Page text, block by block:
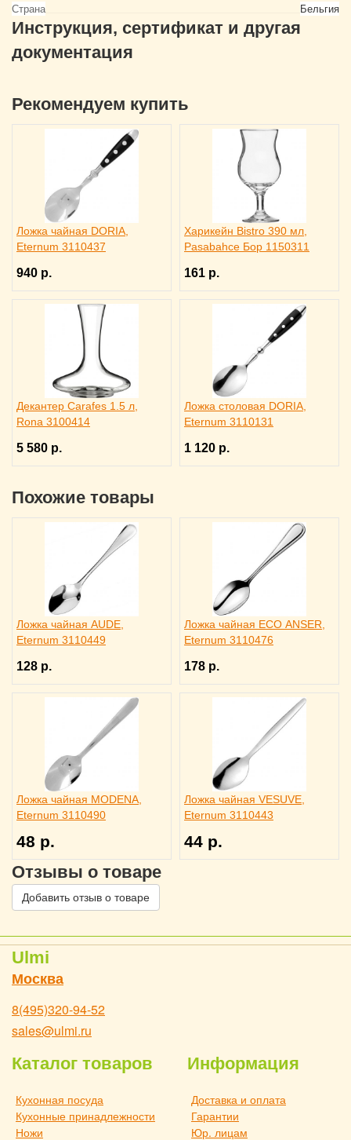
Страна
Бельгия
Инструкция, сертификат и другая
документация
Рекомендуем купить
Ложка чайная DORIA,
Eternum 3110437
940 р.
Харикейн Bistro 390 мл,
Pasabahce Бор 1150311
161 р.
Декантер Carafes 1.5 л,
Rona 3100414
5 580 р.
Ложка столовая DORIA,
Eternum 3110131
1 120 р.
Похожие товары
Ложка чайная AUDE,
Eternum 3110449
128 р.
Ложка чайная ECO ANSER,
Eternum 3110476
178 р.
Ложка чайная MODENA,
Eternum 3110490
48 р.
Ложка чайная VESUVE,
Eternum 3110443
44 р.
Отзывы о товаре
Добавить отзыв о товаре
Ulmi
Москва
8(495)320-94-52
sales@ulmi.ru
Каталог товаров
Кухонная посуда
Кухонные принадлежности
Ножи
Информация
Доставка и оплата
Гарантии
Юр. лицам